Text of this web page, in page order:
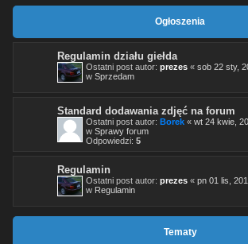
Ogłoszenia
Regulamin działu giełda
Ostatni post autor: prezes « sob 22 sty,
w Sprzedam
Standard dodawania zdjęć na forum
Ostatni post autor: Borek « wt 24 kwie,
w Sprawy forum
Odpowiedzi: 5
Regulamin
Ostatni post autor: prezes « pn 01 lis,
w Regulamin
Tematy